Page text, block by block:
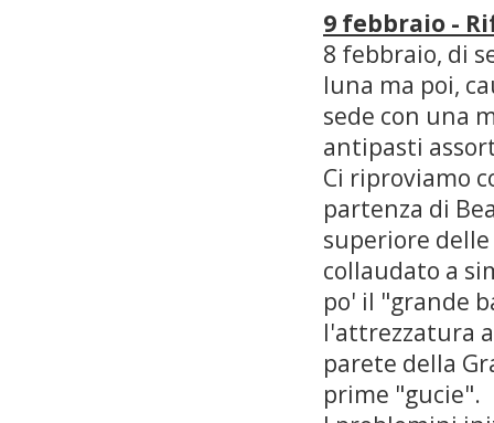
9 febbraio -
8 febbraio, di
luna ma poi,
sede con una
antipasti
Ci riproviamo
partenza di
superiore
collaudato a
po' il "grande
l'attrezzatura
parete della
prime "gucie".